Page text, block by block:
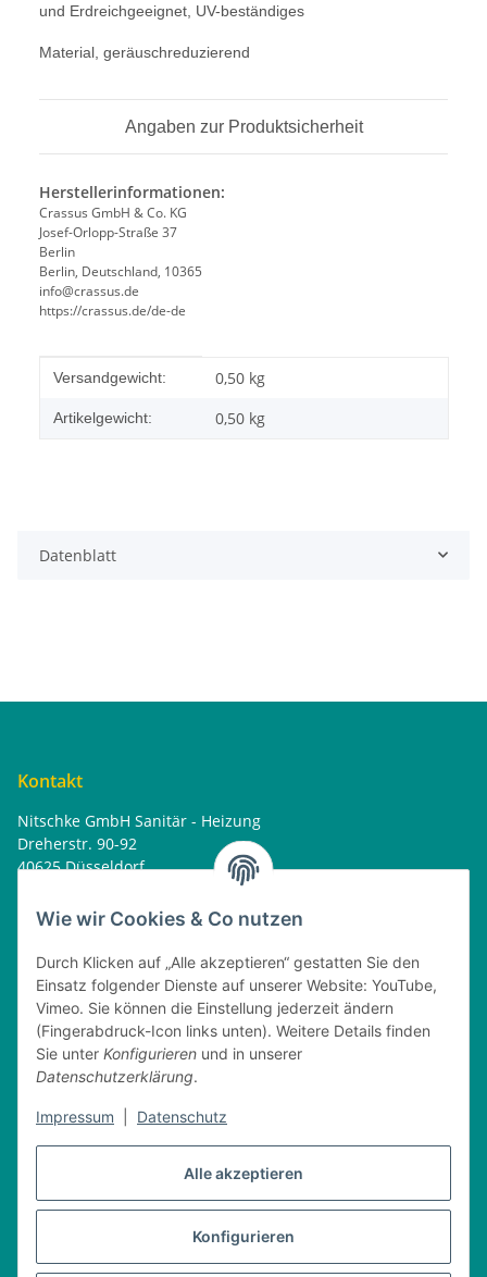
Alle akzeptieren
Konfigurieren
Wie wir Cookies & Co nutzen
Durch Klicken auf „Alle akzeptieren“ gestatten Sie den
Einsatz folgender Dienste auf unserer Website: YouTube,
Vimeo. Sie können die Einstellung jederzeit ändern
(Fingerabdruck-Icon links unten). Weitere Details finden
Sie unter Konfigurieren und in unserer
Datenschutzerklärung.
Impressum Datenschutz
und Erdreichgeeignet, UV-beständiges
Material, geräuschreduzierend
Angaben zur Produktsicherheit
Herstellerinformationen:
Crassus GmbH & Co. KG
Josef-Orlopp-Straße 37
Berlin
Berlin, Deutschland, 10365
info@crassus.de
https://crassus.de/de-de
Produkteigenschaft
Wert
Versandgewicht: 0,50 kg
Artikelgewicht: 0,50 kg
Datenblatt
Kontakt
Nitschke GmbH Sanitär - Heizung
Dreherstr. 90-92
40625 Düsseldorf
home@nitschkegmbh.de
Rechtliches
Öffnungszeiten
08:00 - 17:30 Uhr
Dienstag
08:00 - 16:30 Uhr
Mittwoch
08:00 - 17:30 Uhr
08:00 - 16:30 Uhr
Vertrag widerrufen